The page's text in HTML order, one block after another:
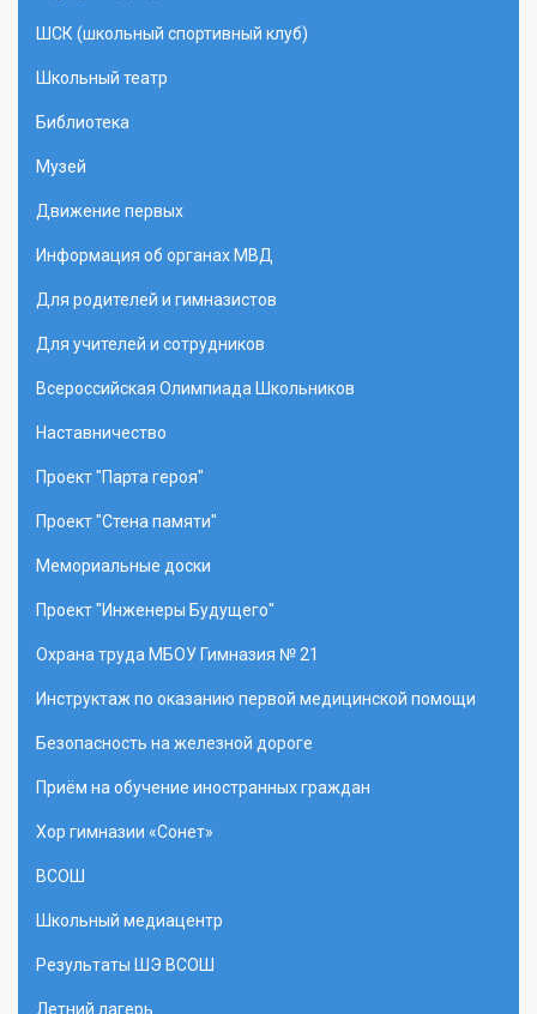
ШСК (школьный спортивный клуб)
Школьный театр
Библиотека
Музей
Движение первых
Информация об органах МВД
Для родителей и гимназистов
Для учителей и сотрудников
Всероссийская Олимпиада Школьников
Наставничество
Проект "Парта героя"
Проект "Стена памяти"
Мемориальные доски
Проект "Инженеры Будущего"
Охрана труда МБОУ Гимназия № 21
Инструктаж по оказанию первой медицинской помощи
Безопасность на железной дороге
Приём на обучение иностранных граждан
Хор гимназии «Сонет»
ВСОШ
Школьный медиацентр
Результаты ШЭ ВСОШ
Летний лагерь